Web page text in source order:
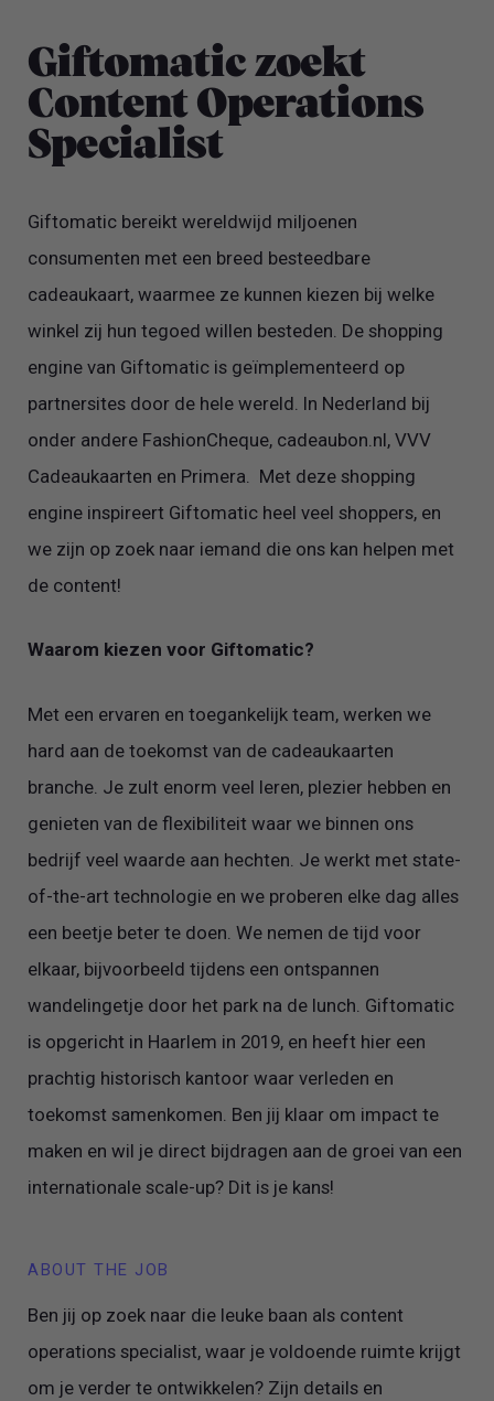
Giftomatic zoekt
Content Operations
Specialist
Giftomatic bereikt wereldwijd miljoenen
consumenten met een breed besteedbare
cadeaukaart, waarmee ze kunnen kiezen bij welke
winkel zij hun tegoed willen besteden. De shopping
engine van Giftomatic is geïmplementeerd op
partnersites door de hele wereld. In Nederland bij
onder andere FashionCheque, cadeaubon.nl, VVV
Cadeaukaarten en Primera. Met deze shopping
engine inspireert Giftomatic heel veel shoppers, en
we zijn op zoek naar iemand die ons kan helpen met
de content!
Waarom kiezen voor Giftomatic?
Met een ervaren en toegankelijk team, werken we
hard aan de toekomst van de cadeaukaarten
branche. Je zult enorm veel leren, plezier hebben en
genieten van de flexibiliteit waar we binnen ons
bedrijf veel waarde aan hechten. Je werkt met state-
of-the-art technologie en we proberen elke dag alles
een beetje beter te doen. We nemen de tijd voor
elkaar, bijvoorbeeld tijdens een ontspannen
wandelingetje door het park na de lunch. Giftomatic
is opgericht in Haarlem in 2019, en heeft hier een
prachtig historisch kantoor waar verleden en
toekomst samenkomen. Ben jij klaar om impact te
maken en wil je direct bijdragen aan de groei van een
internationale scale-up? Dit is je kans!
ABOUT THE JOB
Ben jij op zoek naar die leuke baan als content
operations specialist, waar je voldoende ruimte krijgt
om je verder te ontwikkelen? Zijn details en